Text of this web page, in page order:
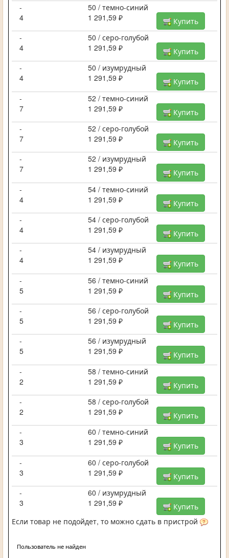
-
50 / темно-синий
4
1 291,59 ₽
Купить
-
50 / серо-голубой
4
1 291,59 ₽
Купить
-
50 / изумрудный
4
1 291,59 ₽
Купить
-
52 / темно-синий
7
1 291,59 ₽
Купить
-
52 / серо-голубой
7
1 291,59 ₽
Купить
-
52 / изумрудный
7
1 291,59 ₽
Купить
-
54 / темно-синий
4
1 291,59 ₽
Купить
-
54 / серо-голубой
4
1 291,59 ₽
Купить
-
54 / изумрудный
4
1 291,59 ₽
Купить
-
56 / темно-синий
5
1 291,59 ₽
Купить
-
56 / серо-голубой
5
1 291,59 ₽
Купить
-
56 / изумрудный
5
1 291,59 ₽
Купить
-
58 / темно-синий
2
1 291,59 ₽
Купить
-
58 / серо-голубой
2
1 291,59 ₽
Купить
-
60 / темно-синий
3
1 291,59 ₽
Купить
-
60 / серо-голубой
3
1 291,59 ₽
Купить
-
60 / изумрудный
3
1 291,59 ₽
Купить
Если товар не подойдет, то можно сдать в пристрой
Пользователь не найден